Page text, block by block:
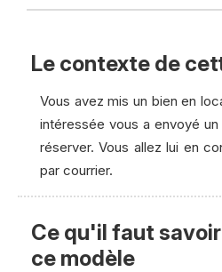
Le contexte de
Vous avez mis un bien en
intéressée vous a envoyé
réserver. Vous allez lui en
par courrier.
Ce qu'il faut
ce modèle